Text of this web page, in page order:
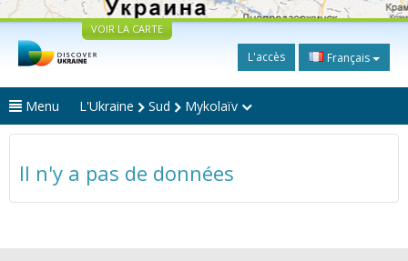
VOIR LA CARTE
L'accès Français
Menu L'Ukraine Sud Mykolaïv
Il n'y a pas de données